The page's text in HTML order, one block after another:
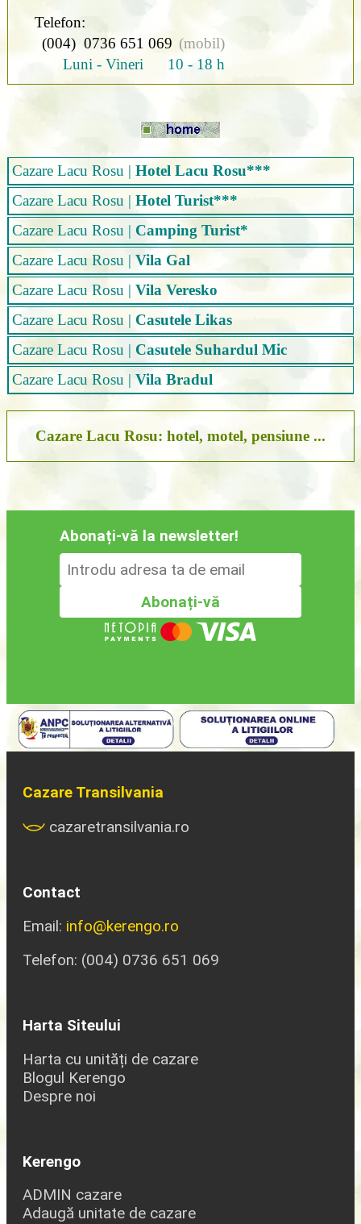
Cazare Lacu Rosu | Hotel Lacu Rosu***
Cazare Lacu Rosu | Hotel Turist***
Cazare Lacu Rosu | Camping Turist*
Cazare Lacu Rosu | Vila Gal
Cazare Lacu Rosu | Vila Veresko
Cazare Lacu Rosu | Casutele Likas
Cazare Lacu Rosu | Casutele Suhardul Mic
Cazare Lacu Rosu | Vila Bradul
Cazare Lacu Rosu: hotel, motel, pensiune ...
Telefon:
(004) 0736 651 069 (mobil)
Luni - Vineri 10 - 18 h
Abonați-vă la newsletter!
Cazare Transilvania
cazaretransilvania.ro
Contact
Email: info@kerengo.ro
Telefon: (004) 0736 651 069
Harta Siteului
Harta cu unități de cazare
Blogul Kerengo
Despre noi
Kerengo
ADMIN cazare
Adaugă unitate de cazare